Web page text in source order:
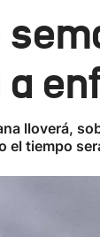
lloverá,
el tiempo